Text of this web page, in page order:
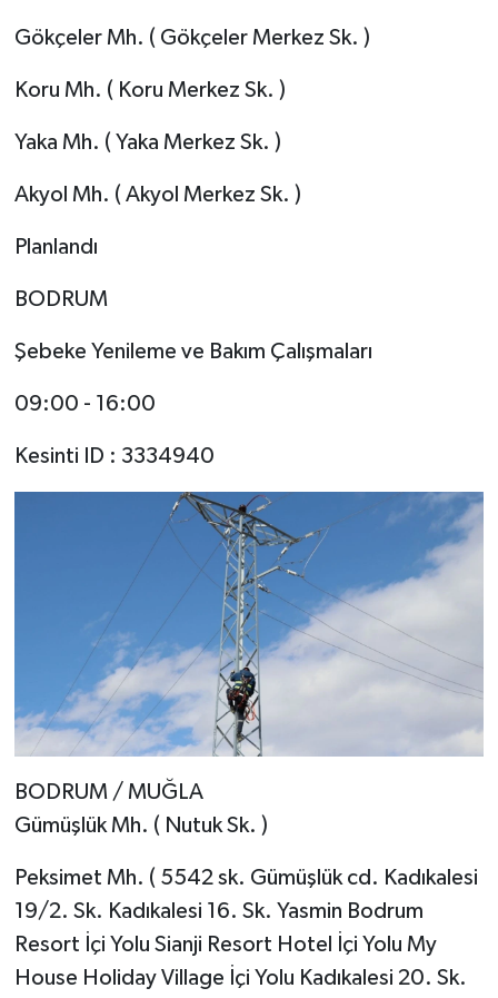
Gökçeler Mh. ( Gökçeler Merkez Sk. )
Koru Mh. ( Koru Merkez Sk. )
Yaka Mh. ( Yaka Merkez Sk. )
Akyol Mh. ( Akyol Merkez Sk. )
Planlandı
BODRUM
Şebeke Yenileme ve Bakım Çalışmaları
09:00 - 16:00
Kesinti ID : 3334940
BODRUM / MUĞLA
Gümüşlük Mh. ( Nutuk Sk. )
Peksimet Mh. ( 5542 sk. Gümüşlük cd. Kadıkalesi
19/2. Sk. Kadıkalesi 16. Sk. Yasmin Bodrum
Resort İçi Yolu Sianji Resort Hotel İçi Yolu My
House Holiday Village İçi Yolu Kadıkalesi 20. Sk.